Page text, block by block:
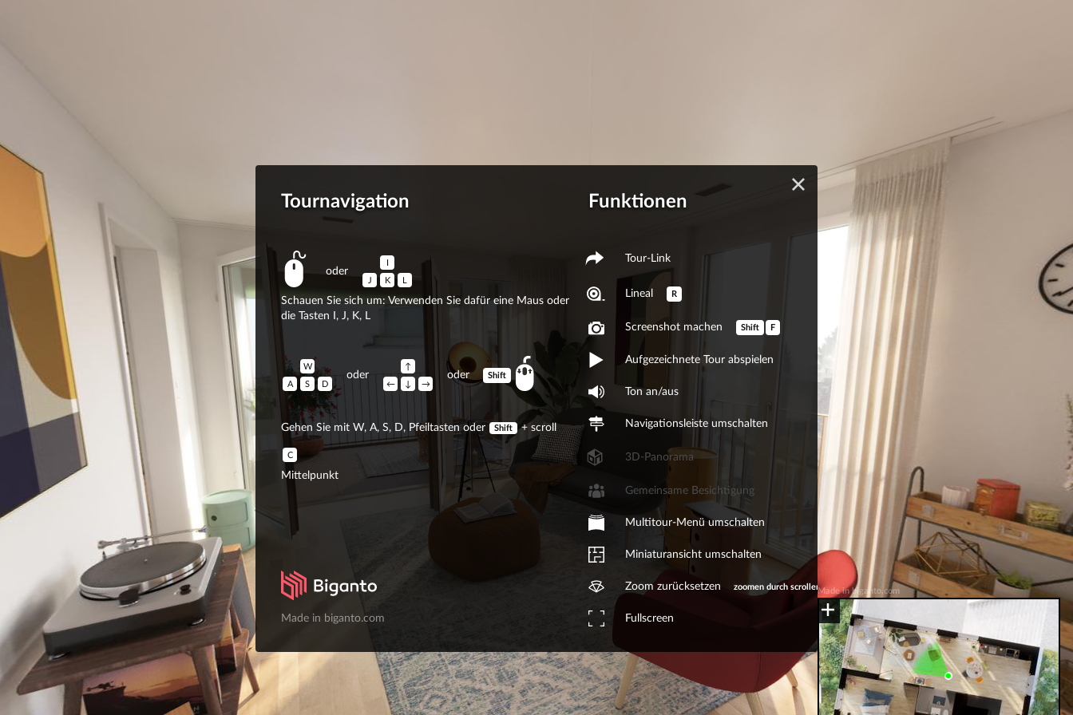
Made in biganto.com
Tournavigation
oder
I
J
K L
Schauen Sie sich um: Verwenden Sie dafür eine Maus oder
die Tasten I, J, K, L
W
A
S D
oder
↑
←
↓ →
oder Shift
Gehen Sie mit W, A, S, D, Pfeiltasten oder Shift + scroll
C
Mittelpunkt
Funktionen
Tour-Link
Lineal R
Screenshot machen Shift F
Aufgezeichnete Tour abspielen
Ton an/aus
Navigationsleiste umschalten
3D-Panorama
Gemeinsame Besichtigung
Multitour-Menü umschalten
Miniaturansicht umschalten
Zoom zurücksetzen zoomen durch scrollen
Fullscreen
Made in biganto.com